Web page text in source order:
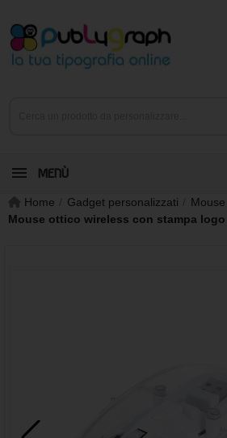
MENÙ
Home Gadget personalizzati
Mouse ottico wireless con stampa logo